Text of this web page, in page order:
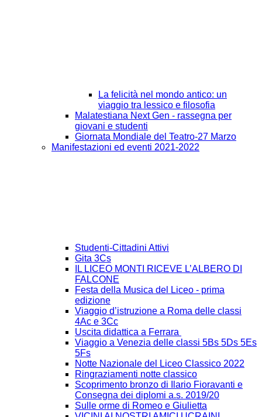
La felicità nel mondo antico: un
viaggio tra lessico e filosofia
Malatestiana Next Gen - rassegna per
giovani e studenti
Giornata Mondiale del Teatro-27 Marzo
Manifestazioni ed eventi 2021-2022
Studenti-Cittadini Attivi
Gita 3Cs
IL LICEO MONTI RICEVE L’ALBERO DI
FALCONE
Festa della Musica del Liceo - prima
edizione
Viaggio d’istruzione a Roma delle classi
4Ac e 3Cc
Uscita didattica a Ferrara
Viaggio a Venezia delle classi 5Bs 5Ds 5Es
5Fs
Notte Nazionale del Liceo Classico 2022
Ringraziamenti notte classico
Scoprimento bronzo di Ilario Fioravanti e
Consegna dei diplomi a.s. 2019/20
Sulle orme di Romeo e Giulietta